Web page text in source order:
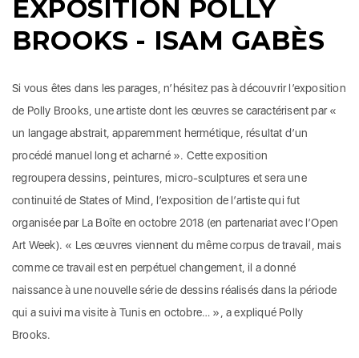
EXPOSITION POLLY
BROOKS - ISAM GABÈS
Si vous êtes dans les parages, n’hésitez pas à découvrir l’exposition
de Polly Brooks, une artiste dont les œuvres se caractérisent par «
un langage abstrait, apparemment hermétique, résultat d’un
procédé manuel long et acharné ». Cette exposition
regroupera dessins, peintures, micro-sculptures et sera une
continuité de States of Mind, l’exposition de l’artiste qui fut
organisée par La Boîte en octobre 2018 (en partenariat avec l’Open
Art Week). « Les œuvres viennent du même corpus de travail, mais
comme ce travail est en perpétuel changement, il a donné
naissance à une nouvelle série de dessins réalisés dans la période
qui a suivi ma visite à Tunis en octobre… », a expliqué Polly
Brooks.